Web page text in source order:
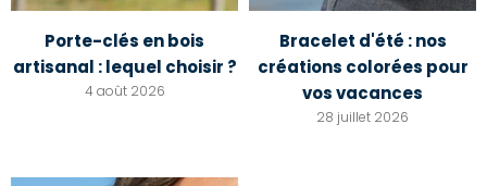
Porte-clés en bois
artisanal : lequel choisir ?
4 août 2026
Bracelet d'été : nos
créations colorées pour
vos vacances
28 juillet 2026